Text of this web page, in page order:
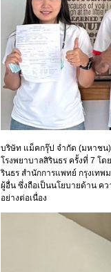
บริษัท แม็คกรุ๊ป จำกัด (มหาชน)
โรงพยาบาลสิรินธร ครั้งที่ 7 โด
รินธร สำนักการแพทย์ กรุงเท
ผู้อื่น ซึ่งถือเป็นนโยบายด้าน ค
อย่างต่อเนื่อง